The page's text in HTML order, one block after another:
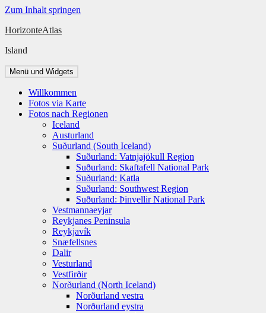
Zum Inhalt springen
HorizonteAtlas
Island
Menü und Widgets
Willkommen
Fotos via Karte
Fotos nach Regionen
Iceland
Austurland
Suðurland (South Iceland)
Suðurland: Vatnjajökull Region
Suðurland: Skaftafell National Park
Suðurland: Katla
Suðurland: Southwest Region
Suðurland: Þinvellir National Park
Vestmannaeyjar
Reykjanes Peninsula
Reykjavík
Snæfellsnes
Dalir
Vesturland
Vestfirðir
Norðurland (North Iceland)
Norðurland vestra
Norðurland eystra